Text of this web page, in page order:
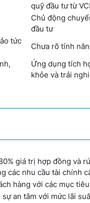
quỹ đầu tư từ
Chủ động
đầu tư
tức
Chưa rõ tính
Ứng dụng tích
khỏe và trải
giá trị hợp đồng và
các nhu cầu tài chính
hàng với các mục
an tâm với mức lãi